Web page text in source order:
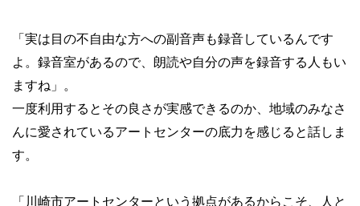
「実は目の不自由な方への副音声も録音しているんです
よ。録音室があるので、朗読や自分の声を録音する人もい
ますね」。
一度利用するとその良さが実感できるのか、地域のみなさ
んに愛されているアートセンターの底力を感じると話しま
す。
「川崎市アートセンターという拠点があるからこそ、人と